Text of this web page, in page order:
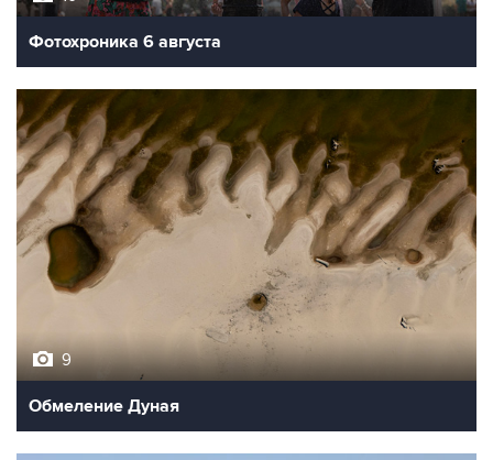
Фотохроника 6 августа
9
Обмеление Дуная